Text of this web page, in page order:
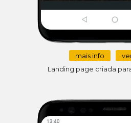
mais info
Landing page criada